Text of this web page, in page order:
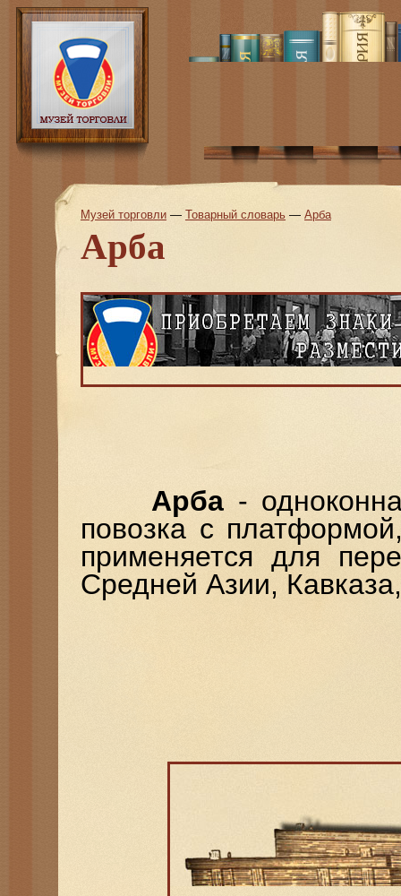
Музей торговли — Товарный словарь — Арба
Арба
Арба-
повозка с
применяется для
Средней Азии,